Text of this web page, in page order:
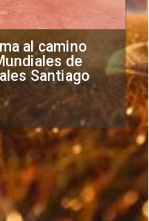
Sifup
situación